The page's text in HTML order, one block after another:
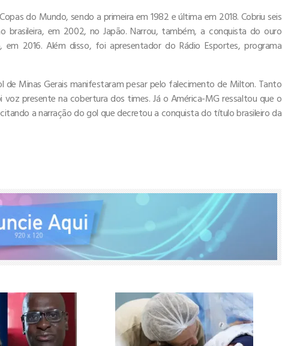
do Mundo, sendo a primeira em 1982 e última em 2018. Cobriu seis
brasileira, em 2002, no Japão. Narrou, também, a conquista do ouro
2016. Além disso, foi apresentador do Rádio Esportes, programa
Minas Gerais manifestaram pesar pelo falecimento de Milton. Tanto
presente na cobertura dos times. Já o América-MG ressaltou que o
a narração do gol que decretou a conquista do título brasileiro da